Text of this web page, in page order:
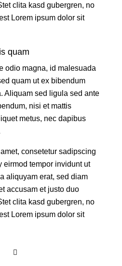
clita kasd gubergren, no
Lorem ipsum dolor sit
quam
odio magna, id malesuada
quam ut ex bibendum
Aliquam sed ligula sed ante
nisi et mattis
metus, nec dapibus
consetetur sadipscing
eirmod tempor invidunt ut
aliquyam erat, sed diam
accusam et justo duo
clita kasd gubergren, no
Lorem ipsum dolor sit